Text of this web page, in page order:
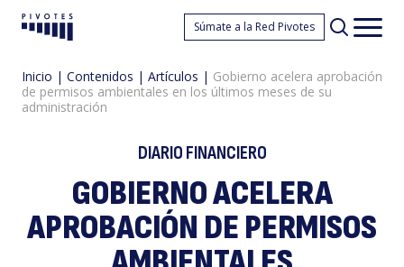
Pivotes Súmate a la Red Pivotes
Inicio | Contenidos | Artículos | Gobierno acelera aprobación
de permisos ambientales en los últimos meses de su
administración
DIARIO FINANCIERO
GOBIERNO ACELERA
APROBACIÓN DE PERMISOS